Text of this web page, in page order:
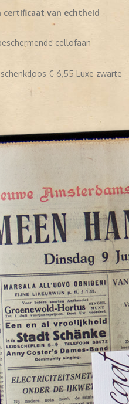
certificaat van echtheid
cellofaan
€ 6,55 Luxe zwarte